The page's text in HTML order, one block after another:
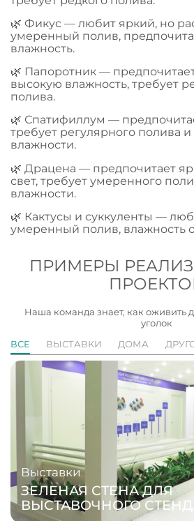
🌿 Фикус — любит яркий, но
умеренный полив,
влажность.
🌿 Папоротник —
высокую влажность, требует
полива.
🌿 Спатифиллум —
требует регулярного полива
влажности.
🌿 Драцена — предпочитает
свет, требует умеренного
влажности.
🌿 Кактусы и суккуленты —
умеренный полив, влажность
ПРИМЕРЫ
Наша команда знает, как оживить
уголок
ВСЕ
ВЫСТАВКИ ДОМА
Выставки
ЗЕЛЕНАЯ СТЕНА ДЛЯ
ВЫСТАВОЧНОГО СТЕНДА